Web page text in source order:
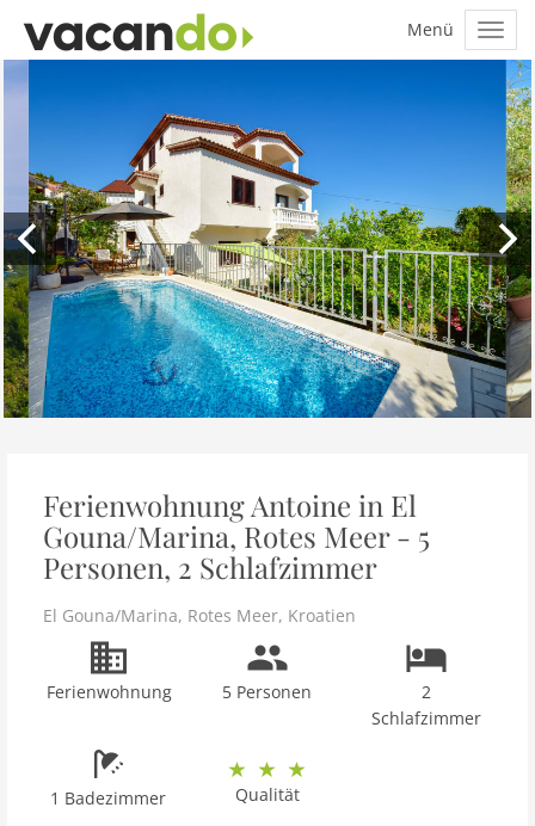
Ferienwohnung Antoine in El
Gouna/Marina, Rotes Meer - 5
Personen, 2 Schlafzimmer
El Gouna/Marina, Rotes Meer, Kroatien
Ferienwohnung 5 Personen
2
Schlafzimmer
1 Badezimmer Qualität